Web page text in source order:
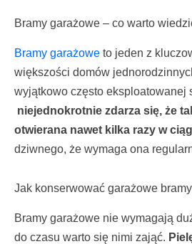
Bramy garażowe – co warto
Bramy garażowe to jeden z
większości domów
wyjątkowo często eksploatowanej
niejednokrotnie zdarza się, że
otwierana nawet kilka razy w
dziwnego, że wymaga ona
Jak konserwować garażowe
Bramy garażowe nie wymagają
do czasu warto się nimi zająć.